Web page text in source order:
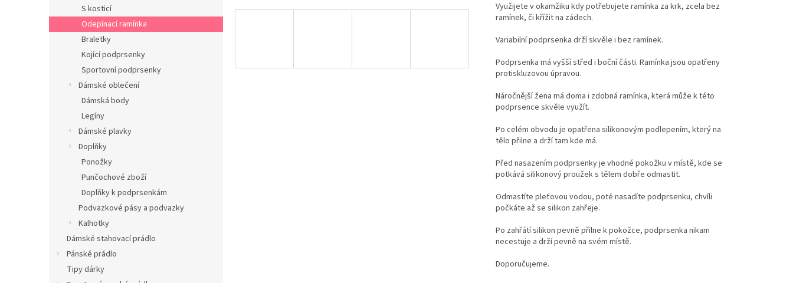
S kosticí
Odepínací ramínka
Braletky
Kojící podprsenky
Sportovní podprsenky
Dámské oblečení
Dámská body
Legíny
Dámské plavky
Doplňky
Ponožky
Punčochové zboží
Doplňky k podprsenkám
Podvazkové pásy a podvazky
Kalhotky
Dámské stahovací prádlo
Pánské prádlo
Tipy dárky
Využijete v okamžiku kdy potřebujete ramínka za krk, zcela bez
ramínek, či křížit na zádech.
Variabilní podprsenka drží skvěle i bez ramínek.
Podprsenka má vyšší střed i boční části. Ramínka jsou opatřeny
protiskluzovou úpravou.
Náročnější žena má doma i zdobná ramínka, která může k této
podprsence skvěle využít.
Po celém obvodu je opatřena silikonovým podlepením, který na
tělo přilne a drží tam kde má.
Před nasazením podprsenky je vhodné pokožku v místě, kde se
potkává silikonový proužek s tělem dobře odmastit.
Odmastíte pleťovou vodou, poté nasadíte podprsenku, chvíli
počkáte až se silikon zahřeje.
Po zahřátí silikon pevně přilne k pokožce, podprsenka nikam
necestuje a drží pevně na svém místě.
Doporučujeme.